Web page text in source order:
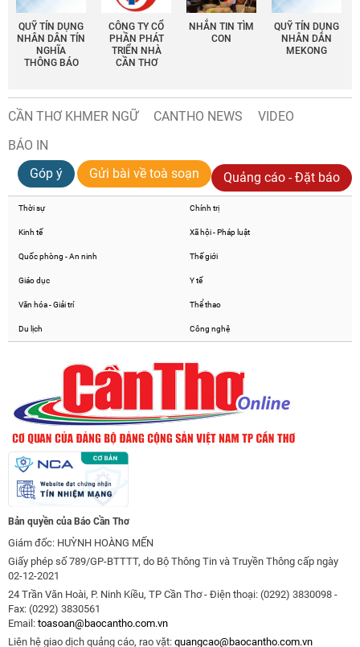
QUỸ TÍN DỤNG
NHÂN DÂN TÍN
NGHĨA
THÔNG BÁO
CÔNG TY CỔ
PHẦN PHÁT
TRIỂN NHÀ
CẦN THƠ
NHẮN TIN TÌM
CON
QUỸ TÍN DỤNG
NHÂN DÂN
MEKONG
CẦN THƠ KHMER NGỮ CANTHO NEWS
VIDEO
BÁO IN
Góp ý
Gửi bài về toà soạn Quảng cáo - Đặt báo
Thời sự Chính trị
Kinh tế Xã hội - Pháp luật
Quốc phòng - An ninh Thế giới
Giáo dục Y tế
Văn hóa - Giải trí Thể thao
Du lịch Công nghệ
Bản quyền của Báo Cần Thơ
Giám đốc: HUỲNH HOÀNG MẾN
Giấy phép số 789/GP-BTTTT, do Bộ Thông Tin và Truyền Thông cấp ngày
02-12-2021
24 Trần Văn Hoài, P. Ninh Kiều, TP Cần Thơ - Điện thoại: (0292) 3830098 -
Fax: (0292) 3830561
Email: toasoan@baocantho.com.vn
Liên hệ giao dịch quảng cáo, rao vặt: quangcao@baocantho.com.vn